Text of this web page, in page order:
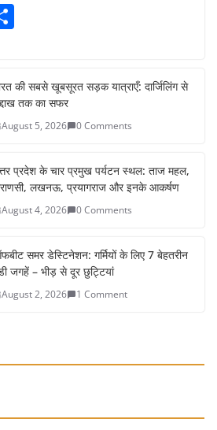
e
की सबसे खूबसूरत सड़क यात्राएँ: दार्जिलिंग से
तक का सफर
August 5, 2026 0 Comments
प्रदेश के चार प्रमुख पर्यटन स्थल: ताज महल,
लखनऊ, प्रयागराज और इनके आकर्षण
August 4, 2026 0 Comments
समर डेस्टिनेशन: गर्मियों के लिए 7 बेहतरीन
जगहें – भीड़ से दूर छुट्टियां
August 2, 2026 1 Comment